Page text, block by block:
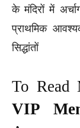
के मंदिरों में
प्राथमिक
सिद्धांतों
To Read
VIP